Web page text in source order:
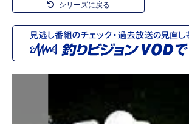
シリーズに戻る